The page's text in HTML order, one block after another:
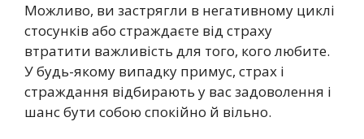
Можливо, ви застрягли в негативному циклі
стосунків або страждаєте від страху
втратити важливість для того, кого любите.
У будь-якому випадку примус, страх і
страждання відбирають у вас задоволення і
шанс бути собою спокійно й вільно.